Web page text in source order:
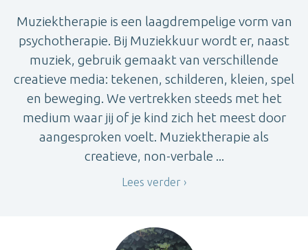
Muziektherapie is een laagdrempelige vorm van
psychotherapie. Bij Muziekkuur wordt er, naast
muziek, gebruik gemaakt van verschillende
creatieve media: tekenen, schilderen, kleien, spel
en beweging. We vertrekken steeds met het
medium waar jij of je kind zich het meest door
aangesproken voelt. Muziektherapie als
creatieve, non-verbale ...
Lees verder